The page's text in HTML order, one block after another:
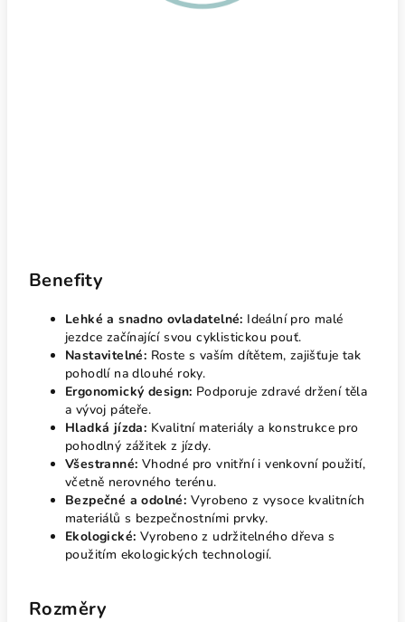
Benefity
Lehké a snadno ovladatelné: Ideální pro malé
jezdce začínající svou cyklistickou pouť.
Nastavitelné: Roste s vaším dítětem, zajišťuje tak
pohodlí na dlouhé roky.
Ergonomický design: Podporuje zdravé držení těla
a vývoj páteře.
Hladká jízda: Kvalitní materiály a konstrukce pro
pohodlný zážitek z jízdy.
Všestranné: Vhodné pro vnitřní i venkovní použití,
včetně nerovného terénu.
Bezpečné a odolné: Vyrobeno z vysoce kvalitních
materiálů s bezpečnostními prvky.
Ekologické: Vyrobeno z udržitelného dřeva s
použitím ekologických technologií.
Rozměry